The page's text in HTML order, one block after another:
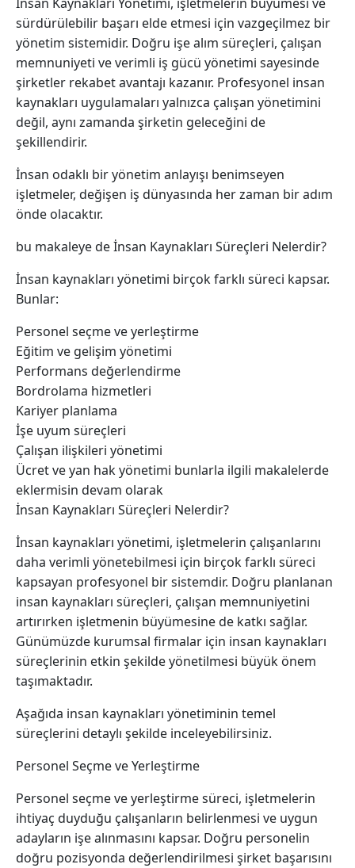
sürdürülebilir başarı elde etmesi için vazgeçilmez bir
yönetim sistemidir. Doğru işe alım süreçleri, çalışan
memnuniyeti ve verimli iş gücü yönetimi sayesinde
şirketler rekabet avantajı kazanır. Profesyonel insan
kaynakları uygulamaları yalnızca çalışan yönetimini
değil, aynı zamanda şirketin geleceğini de
şekillendirir.
İnsan odaklı bir yönetim anlayışı benimseyen
işletmeler, değişen iş dünyasında her zaman bir adım
önde olacaktır.
bu makaleye de İnsan Kaynakları Süreçleri Nelerdir?
İnsan kaynakları yönetimi birçok farklı süreci kapsar.
Bunlar:
Personel seçme ve yerleştirme
Eğitim ve gelişim yönetimi
Performans değerlendirme
Bordrolama hizmetleri
Kariyer planlama
İşe uyum süreçleri
Çalışan ilişkileri yönetimi
Ücret ve yan hak yönetimi bunlarla ilgili makalelerde
eklermisin devam olarak
İnsan Kaynakları Süreçleri Nelerdir?
İnsan kaynakları yönetimi, işletmelerin çalışanlarını
daha verimli yönetebilmesi için birçok farklı süreci
kapsayan profesyonel bir sistemdir. Doğru planlanan
insan kaynakları süreçleri, çalışan memnuniyetini
artırırken işletmenin büyümesine de katkı sağlar.
Günümüzde kurumsal firmalar için insan kaynakları
süreçlerinin etkin şekilde yönetilmesi büyük önem
taşımaktadır.
Aşağıda insan kaynakları yönetiminin temel
süreçlerini detaylı şekilde inceleyebilirsiniz.
Personel Seçme ve Yerleştirme
Personel seçme ve yerleştirme süreci, işletmelerin
ihtiyaç duyduğu çalışanların belirlenmesi ve uygun
adayların işe alınmasını kapsar. Doğru personelin
doğru pozisyonda değerlendirilmesi şirket başarısını